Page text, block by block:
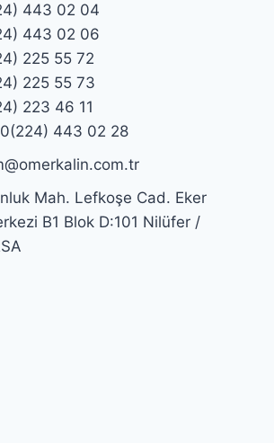
443 02 04
443 02 06
225 55 72
225 55 73
223 46 11
443 02 28
Mah. Lefkoşe Cad. Eker
B1 Blok D:101 Nilüfer /